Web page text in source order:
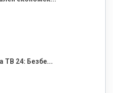
ТВ 24: Безбе...